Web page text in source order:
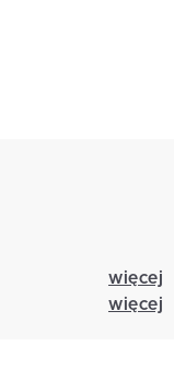
więcej
więcej